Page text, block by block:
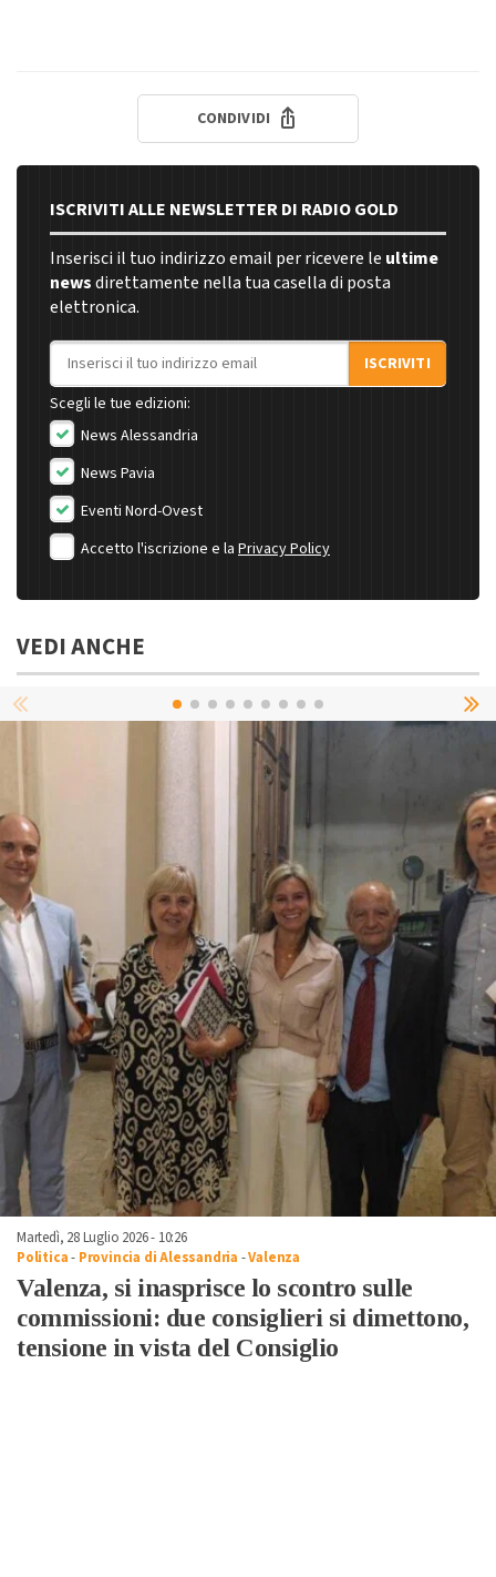
CONDIVIDI
ISCRIVITI ALLE NEWSLETTER DI RADIO GOLD
Inserisci il tuo indirizzo email per ricevere le ultime
newsdirettamente nella tua casella di posta
elettronica.
Indirizzo email
ISCRIVITI
Scegli le tue edizioni:
News Alessandria
News Pavia
Eventi Nord-Ovest
Accetto l'iscrizione e la Privacy Policy
VEDI ANCHE
Martedì, 28 Luglio 2026 - 10:26
Politica- Provincia di Alessandria -Valenza
Valenza, si inasprisce lo scontro sulle
commissioni: due consiglieri si dimettono,
tensione in vista del Consiglio